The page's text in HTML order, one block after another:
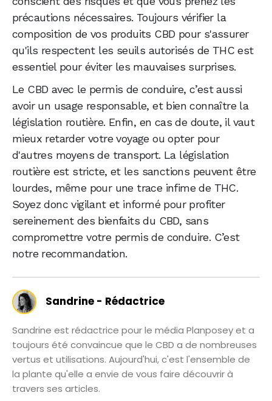
précautions nécessaires. Toujours vérifier la
composition de vos produits CBD pour s'assurer
qu'ils respectent les seuils autorisés de THC est
essentiel pour éviter les mauvaises surprises.
Le CBD avec le permis de conduire, c’est aussi
avoir un usage responsable, et bien connaître la
législation routière. Enfin, en cas de doute, il vaut
mieux retarder votre voyage ou opter pour
d'autres moyens de transport. La législation
routière est stricte, et les sanctions peuvent être
lourdes, même pour une trace infime de THC.
Soyez donc vigilant et informé pour profiter
sereinement des bienfaits du CBD, sans
compromettre votre permis de conduire. C’est
notre recommandation.
Sandrine - Rédactrice
Sandrine est rédactrice pour le média Planposey et a
toujours été convaincue que le CBD a de nombreuses
vertus et utilisations. Aujourd'hui, c'est l'ensemble de
la plante qu'elle a envie de vous faire découvrir à
travers ses articles.